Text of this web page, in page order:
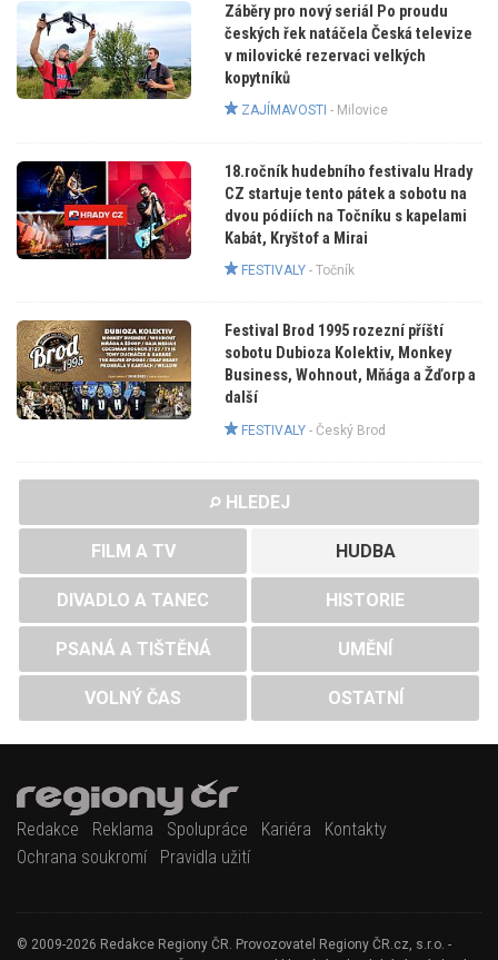
Záběry pro nový seriál Po proudu
českých řek natáčela Česká televize
v milovické rezervaci velkých
kopytníků
ZAJÍMAVOSTI - Milovice
18.ročník hudebního festivalu Hrady
CZ startuje tento pátek a sobotu na
dvou pódiích na Točníku s kapelami
Kabát, Kryštof a Mirai
FESTIVALY- Točník
Festival Brod 1995 rozezní příští
sobotu Dubioza Kolektiv, Monkey
Business, Wohnout, Mňága a Žďorp a
další
FESTIVALY- Český Brod
HLEDEJ
FILM A TV HUDBA
DIVADLO A TANEC HISTORIE
PSANÁ A TIŠTĚNÁ UMĚNÍ
VOLNÝ ČAS OSTATNÍ
Redakce Reklama Spolupráce Kariéra
Kontakty
Ochrana soukromí
Pravidla užití
© 2009-2026 Redakce Regiony ČR. Provozovatel Regiony ČR.cz, s.r.o. -